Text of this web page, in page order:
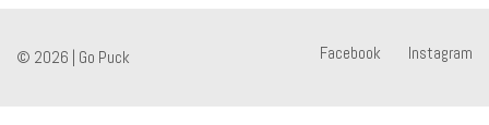
Facebook Instagram
© 2026 | Go Puck